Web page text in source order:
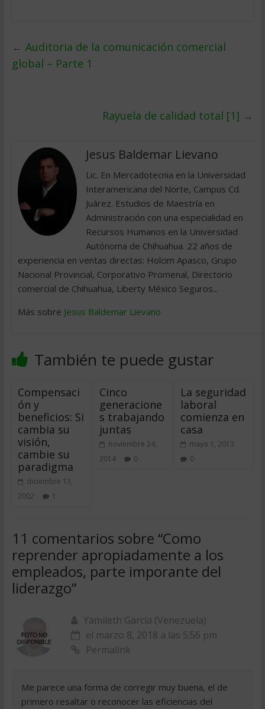
← Auditoria de la comunicación comercial
global – Parte 1
Rayuela de calidad total [1] →
Jesus Baldemar Lievano
Lic. En Mercadotecnia en la Universidad
Interamericana del Norte, Campus Cd.
Juárez. Estudios de Maestría en
Administración con una especialidad en
Recursos Humanos en la Universidad
Autónoma de Chihuahua. 22 años de
experiencia en ventas directas: Holcim Apasco, Grupo
Nacional Provincial, Corporativo Promenal, Directorio
comercial de Chihuahua, Liberty México Seguros...
Más sobre Jesus Baldemar Lievano
También te puede gustar
Compensaci
ón y
beneficios: Si
cambia su
visión,
cambie su
paradigma
diciembre 13,
2002
1
Cinco
generacione
s trabajando
juntas
noviembre 24,
2014
0
La seguridad
laboral
comienza en
casa
mayo 1, 2013
0
11 comentarios sobre “Como
reprender apropiadamente a los
empleados, parte imporante del
liderazgo”
Yamileth García (Venezuela)
el marzo 8, 2018 a las 5:56 pm
Permalink
Me parece una forma de corregir muy buena, el de
primero resaltar o reconocer las eficiencias del